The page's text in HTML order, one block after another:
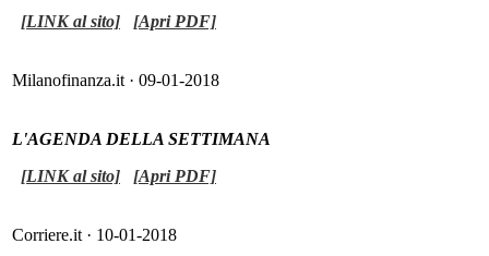
[LINK al sito]
[Apri PDF]
Milanofinanza.it · 09-01-2018
L'AGENDA DELLA SETTIMANA
[LINK al sito]
[Apri PDF]
Corriere.it · 10-01-2018